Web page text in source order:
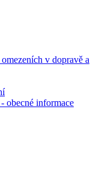
v dopravě a
obecné informace